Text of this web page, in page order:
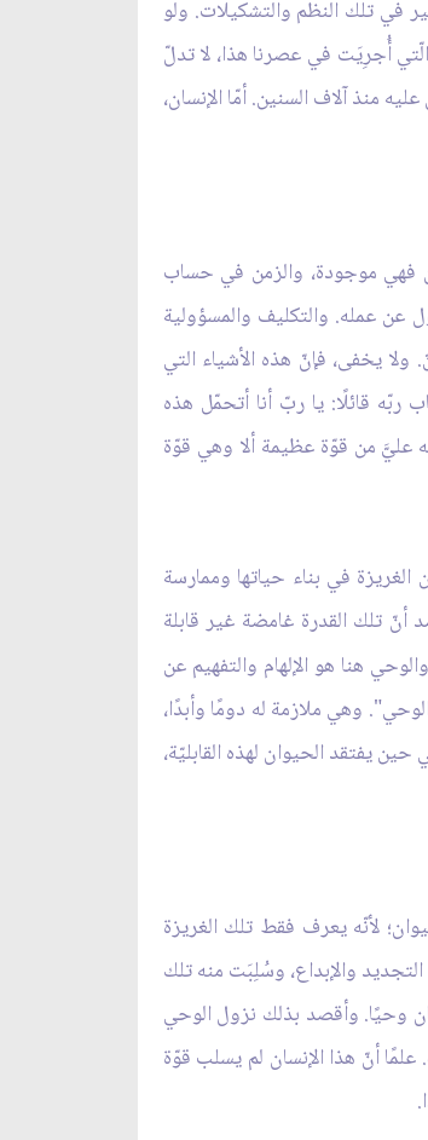
في تلك النظم والتشكيلات. ولو
أُجرِيَت في عصرنا هذا، لا تدلّ
منذ آلاف السنين. أمّا الإنسان،
فهي موجودة، والزمن في حساب
عن عمله. والتكليف والمسؤولية
ولا يخفى، فإنّ هذه الأشياء التي
ربّه قائلًا: يا ربّ أنا أتحمّل هذه
عليَّ من قوّة عظيمة ألا وهي قوّة
في بناء حياتها وممارسة
أنّ تلك القدرة غامضة غير قابلة
هنا هو الإلهام والتفهيم عن
وهي ملازمة له دومًا وأبدًا،
يفتقد الحيوان لهذه القابليّة،
لأنّه يعرف فقط تلك الغريزة
والإبداع، وسُلِبَت منه تلك
وحيًا. وأقصد بذلك نزول الوحي
أنّ هذا الإنسان لم يسلب قوّة